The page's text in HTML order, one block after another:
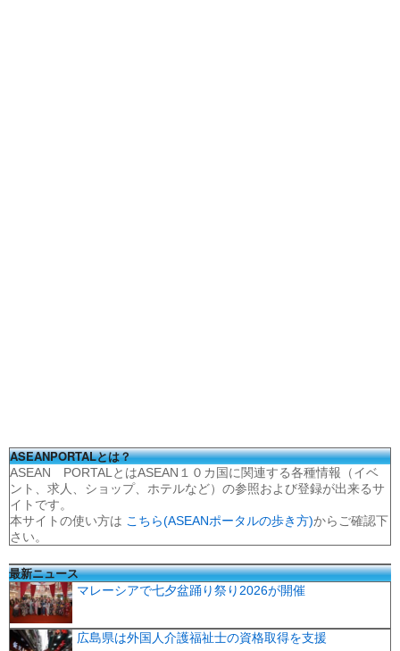
ASEANPORTALとは？
ASEAN PORTALとはASEAN１０カ国に関連する各種情報（イベ
ント、求人、ショップ、ホテルなど）の参照および登録が出来るサ
イトです。
本サイトの使い方は こちら(ASEANポータルの歩き方)からご確認下
さい。
最新ニュース
マレーシアで七夕盆踊り祭り2026が開催
広島県は外国人介護福祉士の資格取得を支援